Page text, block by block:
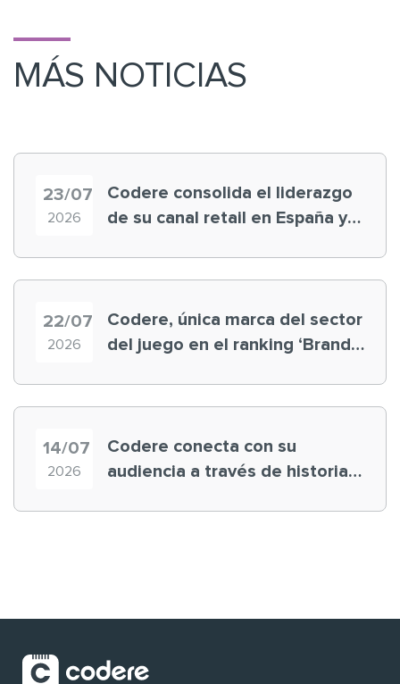
MÁS NOTICIAS
23/07
2026
Codere consolida el liderazgo
de su canal retail en España y
22/07
2026
Codere, única marca del sector
del juego en el ranking ‘Brand
14/07
2026
Codere conecta con su
audiencia a través de historias